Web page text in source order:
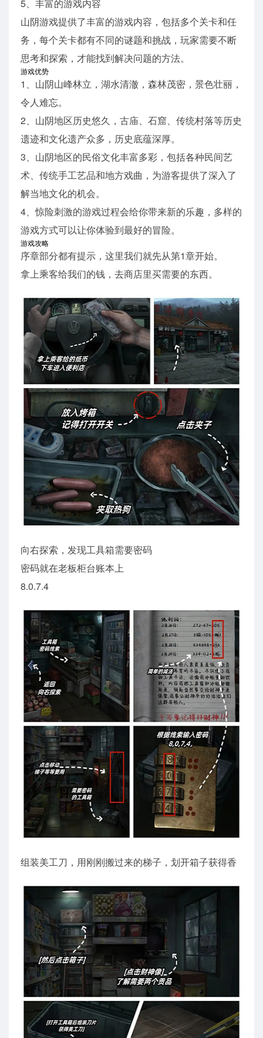
5、丰富的游戏内容
山阴游戏提供了丰富的游戏内容，包括多个关卡和任
务，每个关卡都有不同的谜题和挑战，玩家需要不断
思考和探索，才能找到解决问题的方法。
游戏优势
1、山阴山峰林立，湖水清澈，森林茂密，景色壮丽，
令人难忘。
2、山阴地区历史悠久，古庙、石窟、传统村落等历史
遗迹和文化遗产众多，历史底蕴深厚。
3、山阴地区的民俗文化丰富多彩，包括各种民间艺
术、传统手工艺品和地方戏曲，为游客提供了深入了
解当地文化的机会。
4、惊险刺激的游戏过程会给你带来新的乐趣，多样的
游戏方式可以让你体验到最好的冒险。
游戏攻略
序章部分都有提示，这里我们就先从第1章开始。
拿上乘客给我们的钱，去商店里买需要的东西。
向右探索，发现工具箱需要密码
密码就在老板柜台账本上
8.0.7.4
组装美工刀，用刚刚搬过来的梯子，划开箱子获得香